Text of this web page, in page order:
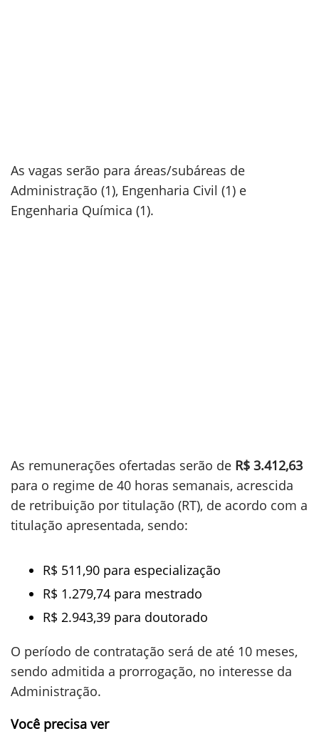
As vagas serão para áreas/subáreas de
Administração (1), Engenharia Civil (1) e
Engenharia Química (1).
As remunerações ofertadas serão de R$ 3.412,63
para o regime de 40 horas semanais, acrescida
de retribuição por titulação (RT), de acordo com a
titulação apresentada, sendo:
R$ 511,90 para especialização
R$ 1.279,74 para mestrado
R$ 2.943,39 para doutorado
O período de contratação será de até 10 meses,
sendo admitida a prorrogação, no interesse da
Administração.
Você precisa ver